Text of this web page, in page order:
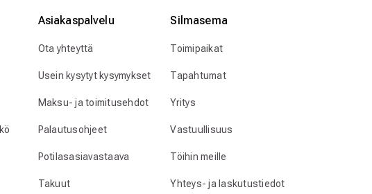
Asiakaspalvelu
Ota yhteyttä
Usein kysytyt kysymykset
Maksu- ja toimitusehdot
Palautusohjeet
Potilasasiavastaava
Takuut
Silmӓasema
Toimipaikat
Tapahtumat
Yritys
Vastuullisuus
Töihin meille
Yhteys- ja laskutustiedot